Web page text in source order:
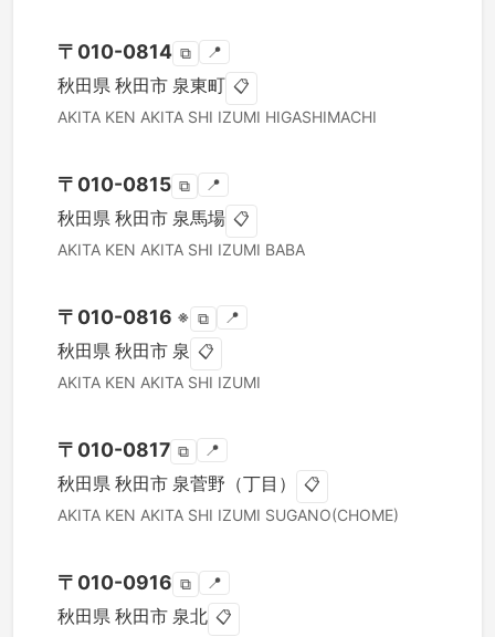
〒 010-0814 ⧉ 📍
秋田県 秋田市 泉東町 📋
AKITA KEN AKITA SHI IZUMI HIGASHIMACHI
〒 010-0815 ⧉ 📍
秋田県 秋田市 泉馬場 📋
AKITA KEN AKITA SHI IZUMI BABA
〒 010-0816 ※ ⧉ 📍
秋田県 秋田市 泉 📋
AKITA KEN AKITA SHI IZUMI
〒 010-0817 ⧉ 📍
秋田県 秋田市 泉菅野（丁目） 📋
AKITA KEN AKITA SHI IZUMI SUGANO(CHOME)
〒 010-0916 ⧉ 📍
秋田県 秋田市 泉北 📋